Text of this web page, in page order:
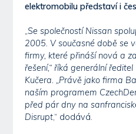
elektromobilu představí i
„Se společností Nissan
2005. V současné době se
firmy, které přináší nová a
řešení,“ říká generální
Kučera. „Právě jako firma
naším programem
před pár dny na
Disrupt,“ dodává.